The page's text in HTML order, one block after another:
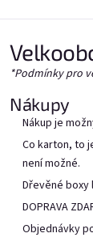
Mara Kuja v
Vyrobíme,
*Podmínky pro
Nákupy
Nákup je
Co karton, to
není možné.
Dřevěné boxy
DOPRAVA
Objednávky